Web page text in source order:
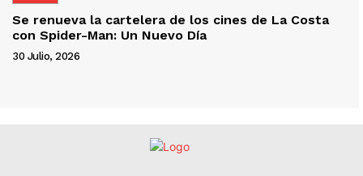
Se renueva la cartelera de los cines de La Costa
con Spider-Man: Un Nuevo Día
30 Julio, 2026